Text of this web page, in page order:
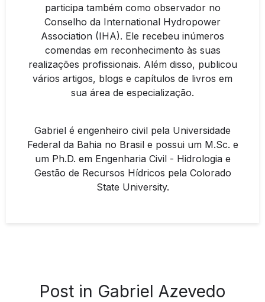
participa também como observador no
Conselho da International Hydropower
Association (IHA). Ele recebeu inúmeros
comendas em reconhecimento às suas
realizações profissionais. Além disso, publicou
vários artigos, blogs e capítulos de livros em
sua área de especialização.
Gabriel é engenheiro civil pela Universidade
Federal da Bahia no Brasil e possui um M.Sc. e
um Ph.D. em Engenharia Civil - Hidrologia e
Gestão de Recursos Hídricos pela Colorado
State University.
Post in Gabriel Azevedo